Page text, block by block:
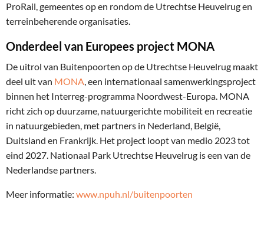
ProRail, gemeentes op en rondom de Utrechtse Heuvelrug en
terreinbeherendeorganisaties.
Onderdeel van Europees project MONA
De uitrol van Buitenpoorten op de Utrechtse Heuvelrug maakt
deel uit van MONA, een internationaal samenwerkingsproject
binnen het Interreg-programma Noordwest-Europa. MONA
richt zich op duurzame, natuurgerichte mobiliteit en recreatie
in natuurgebieden, met partners in Nederland, België,
Duitsland en Frankrijk. Het project loopt van medio 2023 tot
eind 2027. Nationaal Park Utrechtse Heuvelrug is een van de
Nederlandse partners.
Meer informatie: www.npuh.nl/buitenpoorten